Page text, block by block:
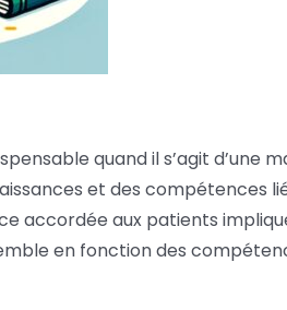
quand il s’agit d’une
et des compétences
accordée aux patients
en fonction des